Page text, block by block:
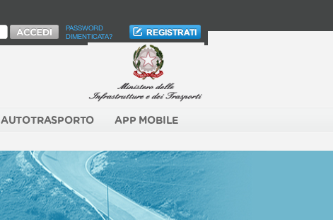
PASSWORD
DIMENTICATA?
AUTOTRASPORTO APP MOBILE